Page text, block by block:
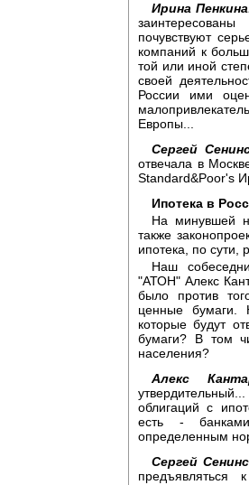
Ирина
почувствуют
компаний к
той или иной
своей
России ими
Европы...
Сергей
отвечала в
Standard&Poor's
Ипотека в
На минувшей
также
ипотека, по сути,
Наш
"АТОН" Алекс
было против
ценные бумаги.
которые будут
бумаги? В том
населения?
Алекс
облигаций с
есть -
определенным
Сергей
предъявляться